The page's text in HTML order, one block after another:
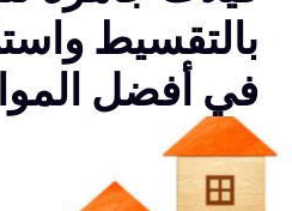
بالتقسيط
في أفضل